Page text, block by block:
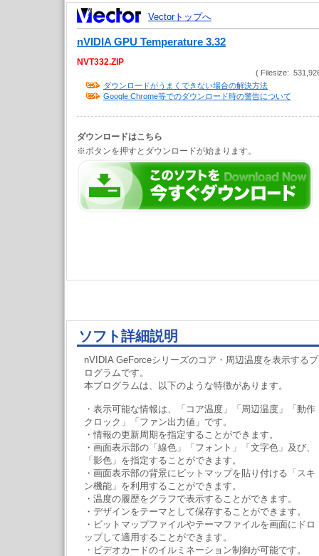
Vectorトップへ
nVIDIA GPU Temperature 3.32
NVT332.ZIP
( Filesize:
ダウンロードがうまくできない場合の解決方法
Google Chrome等でのダウンロード時の警告について
ダウンロードはこちら
※ボタンを押すとダウンロードが始まります。
ソフト詳細説明
nVIDIA GeForceシリーズのコア・周辺温度を表示するプ
ログラムです。
本プログラムは、以下のような特徴があります。
・表示可能な情報は、「コア温度」「周辺温度」「動作
クロック」「ファン出力値」です。
・情報の更新周期を指定することができます。
・画面表示部の「線色」「フォント」「文字色」及び、
「影色」を指定することができます。
・画面表示部の背景にビットマップを貼り付ける「スキ
ン機能」を利用することができます。
・温度の履歴をグラフで表示することができます。
・デザインをテーマとして保存することができます。
・ビットマップファイルやテーマファイルを画面にドロ
ップして適用することができます。
・ビデオカードのイルミネーション制御が可能です。